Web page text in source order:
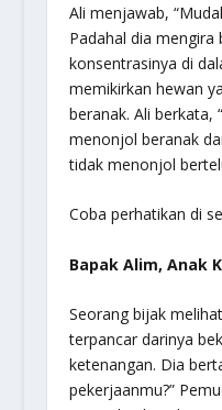
Ali menjawab,
Padahal dia mengira
konsentrasinya di
memikirkan hewan
beranak. Ali berkata,
menonjol beranak
tidak menonjol
Coba perhatikan di
Bapak Alim, Anak
Seorang bijak
terpancar darinya
ketenangan. Dia
pekerjaanmu?”